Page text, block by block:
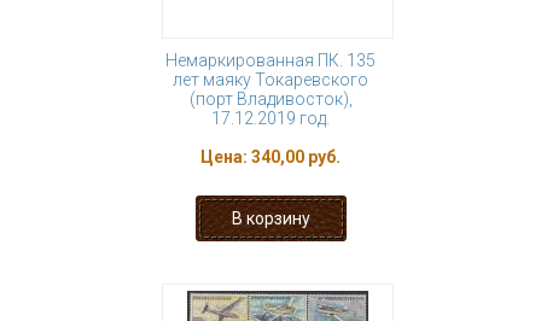
Немаркированная ПК. 135
лет маяку Токаревского
(порт Владивосток),
17.12.2019 год.
Цена: 340,00 руб.